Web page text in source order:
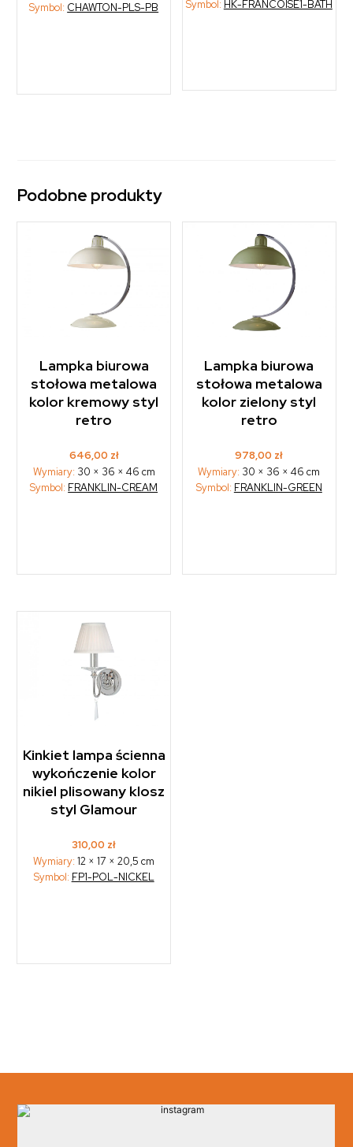
Symbol: CHAWTON-PLS-PB Symbol: HK-FRANCOISE1-BATH
Podobne produkty
Lampka biurowa
stołowa metalowa
kolor kremowy styl
retro
646,00 zł
Wymiary: 30 × 36 × 46 cm
Symbol: FRANKLIN-CREAM
Lampka biurowa
stołowa metalowa
kolor zielony styl
retro
978,00 zł
Wymiary: 30 × 36 × 46 cm
Symbol: FRANKLIN-GREEN
Kinkiet lampa ścienna
wykończenie kolor
nikiel plisowany klosz
styl Glamour
310,00 zł
Wymiary:12 × 17 × 20,5 cm
Symbol: FP1-POL-NICKEL